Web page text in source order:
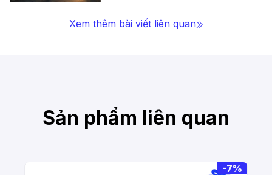
Xem thêm bài viết liên quan
Sản phẩm liên quan
-7%